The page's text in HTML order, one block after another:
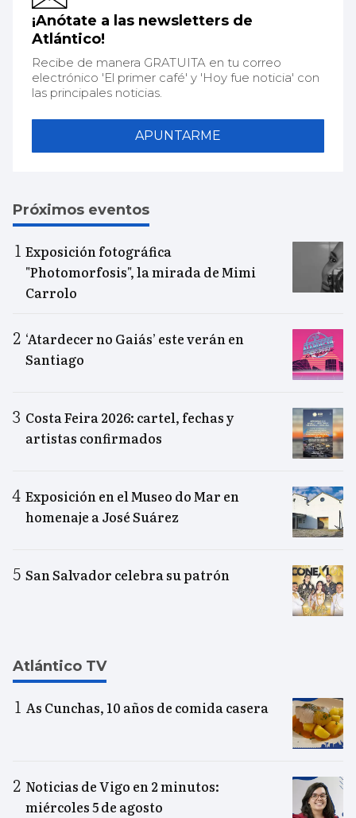
¡Anótate a las newsletters de
Atlántico!
Recibe de manera GRATUITA en tu correo
electrónico 'El primer café' y 'Hoy fue noticia' con
las principales noticias.
APUNTARME
Próximos eventos
Exposición fotográfica
"Photomorfosis", la mirada de Mimi
Carrolo
‘Atardecer no Gaiás’ este verán en
Santiago
Costa Feira 2026: cartel, fechas y
artistas confirmados
Exposición en el Museo do Mar en
homenaje a José Suárez
San Salvador celebra su patrón
Atlántico TV
As Cunchas, 10 años de comida casera
Noticias de Vigo en 2 minutos:
miércoles 5 de agosto